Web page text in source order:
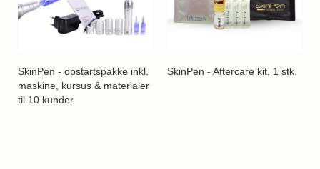
SkinPen - opstartspakke inkl.
maskine, kursus & materialer
til 10 kunder
SkinPen - Aftercare kit, 1 stk.